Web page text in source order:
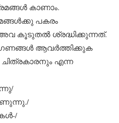
കാണാം.
പകരം
കൂടുതല്‍ ശ്രദ്ധിക്കുന്നത്.
ഗണങ്ങള്‍ ആവര്‍ത്തിക്കുക
എന്ന